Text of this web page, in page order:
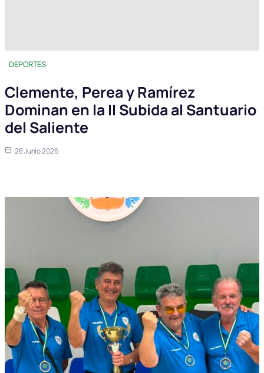
DEPORTES
Clemente, Perea y Ramírez
Dominan en la II Subida al Santuario
del Saliente
28 Junio 2026